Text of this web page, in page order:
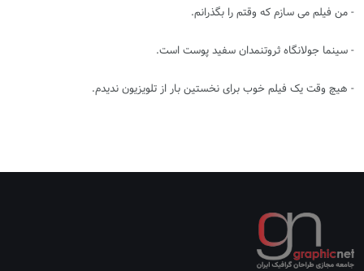
- من فیلم می سازم که وقتم را بگذرانم.
- سینما جولانگاه ثروتنمدان سفید پوست است.
- هیچ وقت یک فیلم خوب برای نخستین بار از تلویزیون ندیدم.